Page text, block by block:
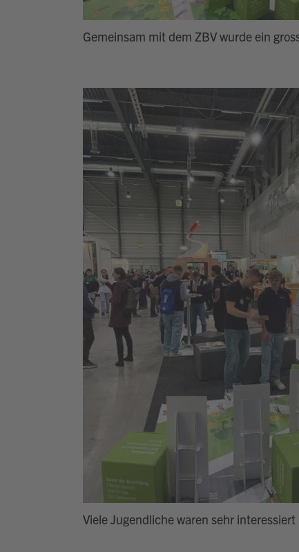
Gemeinsam mit dem ZBV wurde ein
Viele Jugendliche waren sehr